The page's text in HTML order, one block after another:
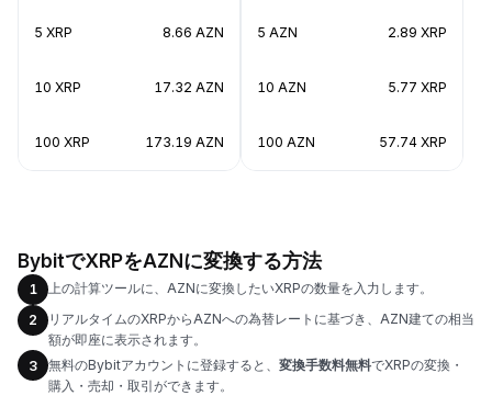
5 XRP 8.66 AZN
10 XRP 17.32 AZN
100 XRP 173.19 AZN
5 AZN 2.89 XRP
10 AZN 5.77 XRP
100 AZN 57.74 XRP
BybitでXRPをAZNに変換する方法
1
上の計算ツールに、AZNに変換したいXRPの数量を入力します。
2
リアルタイムのXRPからAZNへの為替レートに基づき、AZN建ての相当
額が即座に表示されます。
3
無料のBybitアカウントに登録すると、 変換手数料無料でXRPの変換・
購入・売却・取引ができます。